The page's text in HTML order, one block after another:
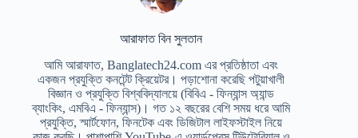
আরাফাত বিন সুলতান
আমি আরাফাত, Banglatech24.com এর প্রতিষ্ঠাতা এবং
একজন প্রযুক্তি কনটেন্ট ক্রিয়েটর। পড়াশোনা করেছি পটুয়াখালী
বিজ্ঞান ও প্রযুক্তি বিশ্ববিদ্যালয়ে (বিবিএ - ফিন্যান্স অ্যান্ড
ব্যাংকিং, এমবিএ - ফিন্যান্স)। গত ১২ বছরের বেশি সময় ধরে আমি
প্রযুক্তি, স্মার্টফোন, ফিনটেক এবং ডিজিটাল লাইফস্টাইল নিয়ে